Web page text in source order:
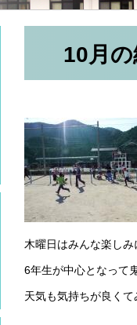
10月
木曜日はみんな楽しみ
6年生が中心となって
天気も気持ちが良くて